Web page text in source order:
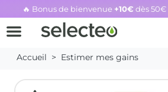
🔥 Bonus de bienvenue +10€ dès 50€
Rachat cartouche vide, voir l'offre
Accueil Estimer mes gains